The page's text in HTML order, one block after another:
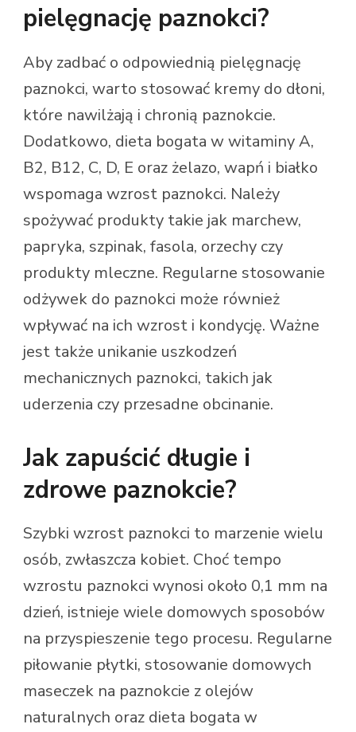
pielęgnację paznokci?
Aby zadbać o odpowiednią pielęgnację
paznokci, warto stosować kremy do dłoni,
które nawilżają i chronią paznokcie.
Dodatkowo, dieta bogata w witaminy A,
B2, B12, C, D, E oraz żelazo, wapń i białko
wspomaga wzrost paznokci. Należy
spożywać produkty takie jak marchew,
papryka, szpinak, fasola, orzechy czy
produkty mleczne. Regularne stosowanie
odżywek do paznokci może również
wpływać na ich wzrost i kondycję. Ważne
jest także unikanie uszkodzeń
mechanicznych paznokci, takich jak
uderzenia czy przesadne obcinanie.
Jak zapuścić długie i
zdrowe paznokcie?
Szybki wzrost paznokci to marzenie wielu
osób, zwłaszcza kobiet. Choć tempo
wzrostu paznokci wynosi około 0,1 mm na
dzień, istnieje wiele domowych sposobów
na przyspieszenie tego procesu. Regularne
piłowanie płytki, stosowanie domowych
maseczek na paznokcie z olejów
naturalnych oraz dieta bogata w